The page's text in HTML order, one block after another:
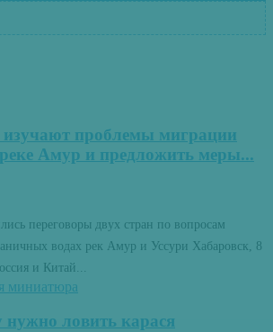
изучают проблемы миграции
Амур и предложить меры...
переговоры двух стран по вопросам
водах рек Амур и Уссури Хабаровск, 8
и Китай...
ловить карася